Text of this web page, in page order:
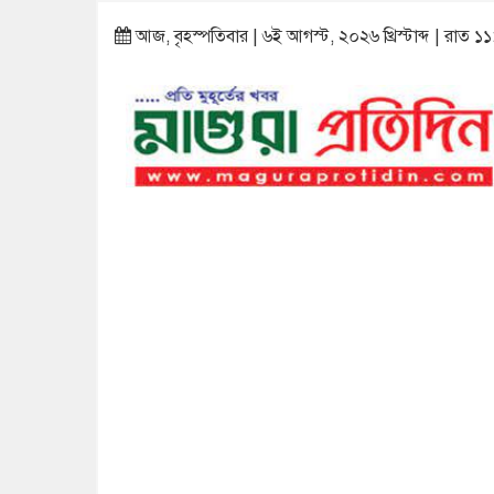
আজ, বৃহস্পতিবার | ৬ই আগস্ট, ২০২৬ খ্রিস্টাব্দ | রাত